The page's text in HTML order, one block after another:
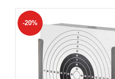
-20%